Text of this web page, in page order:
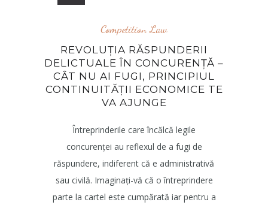
Competition Law
REVOLUȚIA RĂSPUNDERII
DELICTUALE ÎN CONCURENȚĂ –
CÂT NU AI FUGI, PRINCIPIUL
CONTINUITĂȚII ECONOMICE TE
VA AJUNGE
Întreprinderile care încălcă legile
concurenței au reflexul de a fugi de
răspundere, indiferent că e administrativă
sau civilă. Imaginați-vă că o întreprindere
parte la cartel este cumpărată iar pentru a